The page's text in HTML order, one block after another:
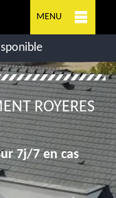
MENU
ROYERES
7j/7 en cas